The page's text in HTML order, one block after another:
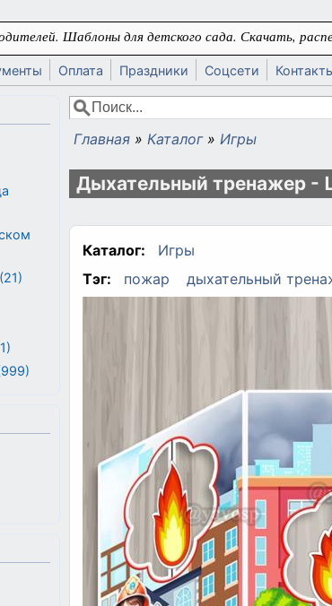
Шаблоны для детского сада. Скачать,
Оплата Праздники Соцсети
Форма поиска
Поиск
Вы здесь
Главная » Каталог » Игры
Дыхательный тренажер
Каталог:
Игры
Тэг:
пожар дыхательный